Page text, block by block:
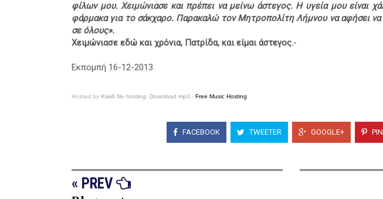
φίλων μου. Χειμώνιασε και πρέπει να μείνω άστεγος. Η υγεία μου είναι
φάρμακα για το σάκχαρο. Παρακαλώ τον Μητροπολίτη Λήμνου να αφήσει
σε όλους».
Χειμώνιασε εδώ και χρόνια, Πατρίδα, και είμαι άστεγος.-
Εκπομπή 16-12-2013
Hosted by Kiwi6 file hosting Download mp3 - Free Music Hosting
FACEBOOK TWEETER GOOGLE+
« PREV